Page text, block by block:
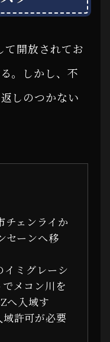
て開放されてお
。しかし、不
しのつかない
チェンライか
セーンへ移
イミグレーシ
メコン川を
へ入域す
許可が必要